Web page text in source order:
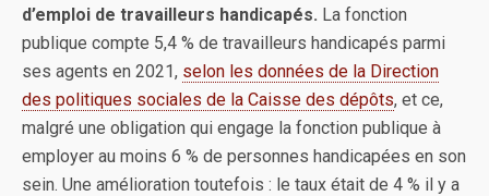
d’emploi de travailleurs handicapés. La fonction
publique compte 5,4 % de travailleurs handicapés parmi
ses agents en 2021, selon les données de la Direction
des politiques sociales de la Caisse des dépôts, et ce,
malgré une obligation qui engage la fonction publique à
employer au moins 6 % de personnes handicapées en son
sein. Une amélioration toutefois : le taux était de 4 % il y a